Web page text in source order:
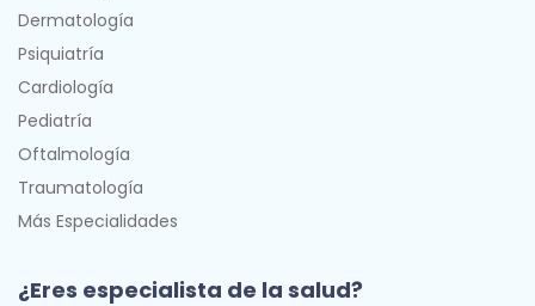
Dermatología
Psiquiatría
Cardiología
Pediatría
Oftalmología
Traumatología
Más Especialidades
¿Eres especialista de la salud?